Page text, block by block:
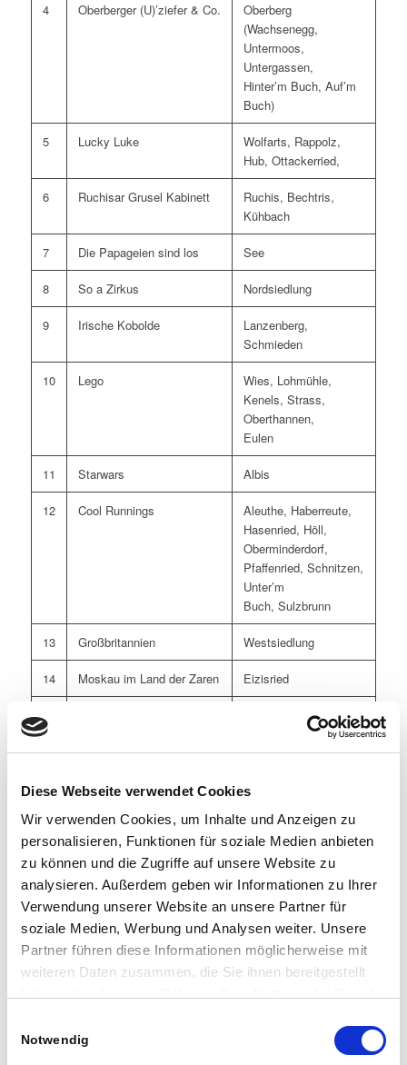
Diese Webseite verwendet Cookies
Wir verwenden Cookies, um Inhalte und Anzeigen zu
personalisieren, Funktionen für soziale Medien anbieten
zu können und die Zugriffe auf unsere Website zu
analysieren. Außerdem geben wir Informationen zu Ihrer
Verwendung unserer Website an unsere Partner für
soziale Medien, Werbung und Analysen weiter. Unsere
Partner führen diese Informationen möglicherweise mit
weiteren Daten zusammen, die Sie ihnen bereitgestellt
Cookies, wenn Sie unsere Webseite weiterhin nutzen.
Notwendig
4 Oberberger (U)’ziefer & Co.
Oberberg
(Wachsenegg,
Untermoos,
Untergassen,
Hinter’m Buch, Auf’m
Buch)
5 Lucky Luke
Wolfarts, Rappolz,
Hub, Ottackerried,
6 Ruchisar Grusel Kabinett
Ruchis, Bechtris,
Kühbach
7 Die Papageien sind los See
8 So a Zirkus Nordsiedlung
9 Irische Kobolde
Lanzenberg,
Schmieden
10 Lego
Wies, Lohmühle,
Kenels, Strass,
Oberthannen,
Eulen
11 Starwars Albis
12 Cool Runnings
Aleuthe, Haberreute,
Hasenried, Höll,
Oberminderdorf,
Pfaffenried, Schnitzen,
Unter’m
Buch, Sulzbrunn
13 Großbritannien Westsiedlung
14 Moskau im Land der Zaren Eizisried
15 Eigen, Thal, Köhlis
16 Dia de los Muertos Unteres Dorf
17 Hold Rio – Rio im Allgäu Ehemaliger Elferrat
18 Candy
Ried, Gund,
Nägeleried
19 Winterolympiade Seebach
20 Viva la Mexico
Hofstetten,
Sparenberg, Bittris
21
Apres Ski – Hüttengaudi
Bahnhofstraße (obere),
22
D´Perlahochzeit – Madame
Partnerschaftsverein